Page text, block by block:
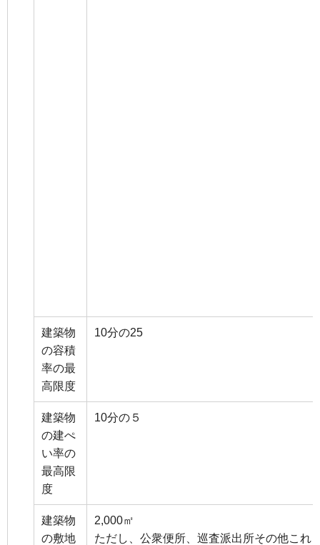
建築物
の容積
率の最
高限度
10分の25
建築物
の建ぺ
い率の
最高限
度
10分の５
建築物
の敷地
2,000㎡
ただし、公衆便所、巡査派出所その他これ